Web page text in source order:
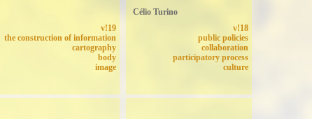
v!19
the construction of information
cartography
body
image
Célio Turino
v!18
public policies
collaboration
participatory process
culture